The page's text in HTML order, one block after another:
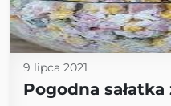
9 lipca 2021
Pogodna